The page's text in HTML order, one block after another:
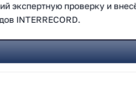
экспертную проверку и
INTERRECORD.